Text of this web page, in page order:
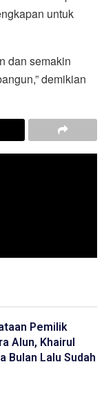
untuk
dan semakin
demikian
Pemilik
Alun, Khairul
Bulan Lalu Sudah